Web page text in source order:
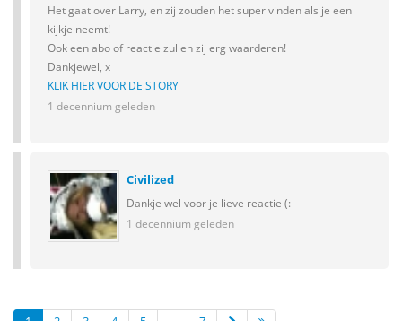
Het gaat over Larry, en zij zouden het super vinden als je een
kijkje neemt!
Ook een abo of reactie zullen zij erg waarderen!
Dankjewel, x
KLIK HIER VOOR DE STORY
1 decennium geleden
Civilized
Dankje wel voor je lieve reactie (:
1 decennium geleden